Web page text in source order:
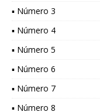
▪ Número 3
▪ Número 4
▪ Número 5
▪ Número 6
▪ Número 7
▪ Número 8